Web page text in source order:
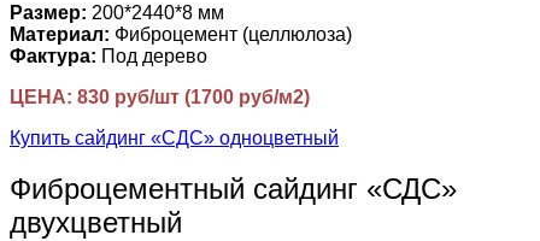
Размер: 200*2440*8 мм
Материал: Фиброцемент (целлюлоза)
Фактура: Под дерево
ЦЕНА: 830 руб/шт (1700 руб/м2)
Купить сайдинг «СДС» одноцветный
Фиброцементный сайдинг «СДС»
двухцветный